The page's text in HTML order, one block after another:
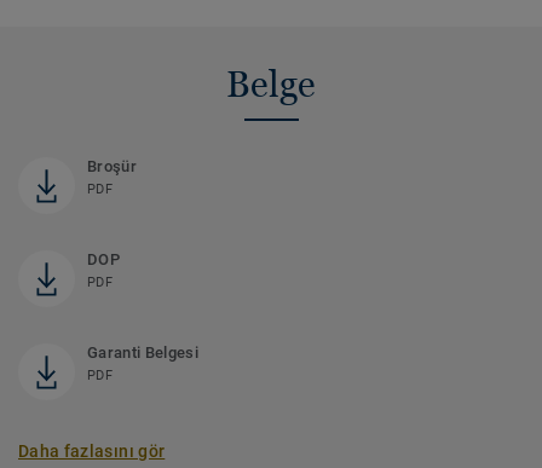
Belge
Broşür
PDF
DOP
PDF
Garanti Belgesi
PDF
Daha fazlasını gör